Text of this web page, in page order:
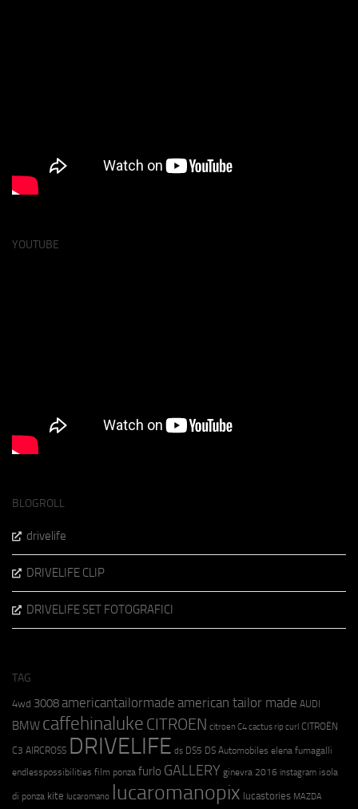
YOUTUBE
BLOGROLL
drivelife
DRIVELIFE CLIP
DRIVELIFE SET FOTOGRAFICI
TAG
4wd 3008americantailormade american tailor made AUDI
BMW caffehinaluke CITROEN citroen C4 cactus rip curl CITROËN
C3 AIRCROSS DRIVELIFE ds DS5 DS Automobiles elena fumagalli
endlesspossibilities film ponza furlo GALLERY ginevra 2016 instagram isola
di ponza kite lucaromano lucaromanopix lucastories MAZDA